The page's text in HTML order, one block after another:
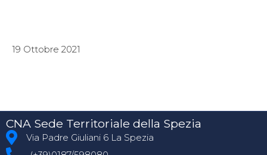
19 Ottobre 2021
CNA Sede Territoriale della Spezia
Via Padre Giuliani 6 La Spezia